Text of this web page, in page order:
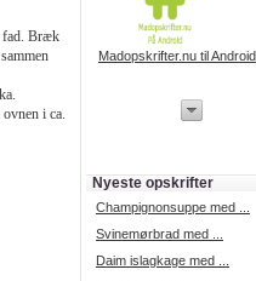
fad. Bræk
i ca.
Madopskrifter.nu til Android
iPhone udvikling
Nyeste opskrifter
Champignonsuppe med ...
Svinemørbrad med ...
Daim islagkage med ...